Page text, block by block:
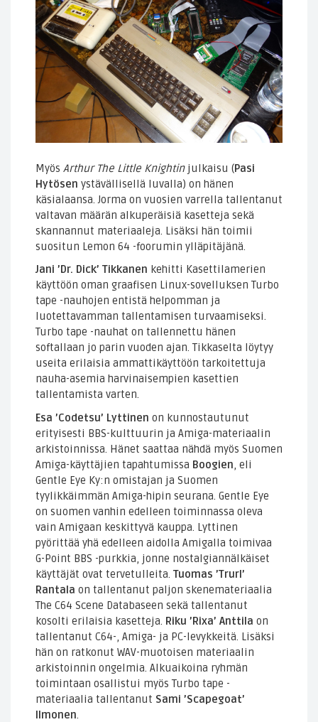
Myös Arthur The Little Knightinjulkaisu (Pasi
Hytösen ystävällisellä luvalla) on hänen
käsialaansa. Jorma on vuosien varrella tallentanut
valtavan määrän alkuperäisiä kasetteja sekä
skannannut materiaaleja. Lisäksi hän toimii
suositun Lemon 64 -foorumin ylläpitäjänä.
Jani ’Dr. Dick’ Tikkanen kehitti Kasettilamerien
käyttöön oman graafisen Linux-sovelluksen Turbo
tape -nauhojen entistä helpomman ja
luotettavamman tallentamisen turvaamiseksi.
Turbo tape -nauhat on tallennettu hänen
softallaan jo parin vuoden ajan. Tikkaselta löytyy
useita erilaisia ammattikäyttöön tarkoitettuja
nauha-asemia harvinaisempien kasettien
tallentamista varten.
Esa ’Codetsu’ Lyttinen on kunnostautunut
erityisesti BBS-kulttuurin ja Amiga-materiaalin
arkistoinnissa. Hänet saattaa nähdä myös Suomen
Amiga-käyttäjien tapahtumissa Boogien , eli
Gentle Eye Ky:n omistajan ja Suomen
tyylikkäimmän Amiga-hipin seurana. Gentle Eye
on suomen vanhin edelleen toiminnassa oleva
vain Amigaan keskittyvä kauppa. Lyttinen
pyörittää yhä edelleen aidolla Amigalla toimivaa
G-Point BBS -purkkia, jonne nostalgiannälkäiset
käyttäjät ovat tervetulleita. Tuomas ’Trurl’
Rantala on tallentanut paljon skenemateriaalia
The C64 Scene Databaseen sekä tallentanut
kosolti erilaisia kasetteja. Riku ’Rixa’ Anttila on
tallentanut C64-, Amiga- ja PC-levykkeitä. Lisäksi
hän on ratkonut WAV-muotoisen materiaalin
arkistoinnin ongelmia. Alkuaikoina ryhmän
toimintaan osallistui myös Turbo tape -
materiaalia tallentanut Sami ’Scapegoat’
Ilmonen